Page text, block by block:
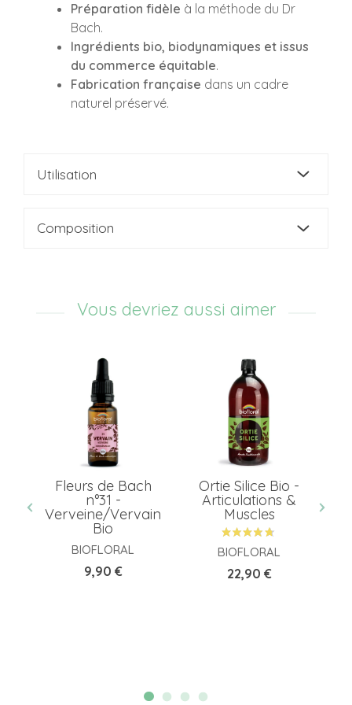
Préparation fidèle à la méthode du Dr
Bach.
Ingrédients bio, biodynamiques et issus
du commerce équitable.
Fabrication française dans un cadre
naturel préservé.
Utilisation
Composition
Vous devriez aussi aimer
Fleurs de Bach
n°31 -
Verveine/Vervain
Bio
BIOFLORAL
Prix
9,90 €
Ortie Silice Bio -
Articulations &
Muscles
BIOFLORAL
Prix
22,90 €